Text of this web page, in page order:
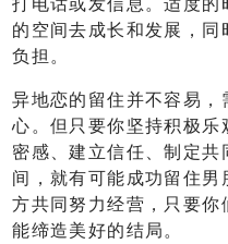
的空间去成长和发展，
负担。
异地恋的留住并不容易
心。但只要你坚持积极
密感、建立信任、制定
间，就有可能成功留住
方共同努力经营，只要
能缔造美好的结局。